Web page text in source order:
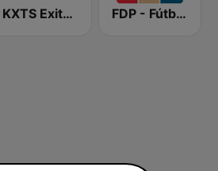
KXTS Exitos 98.7 FM FDP - Fútbol de Primera